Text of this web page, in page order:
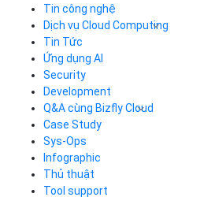
Tin công nghệ
Dịch vụ Cloud Computing
Cloud Server
CDN
Load Balancer
Auto Scaling
Container Registry
Kubernetes
Cloud Database
Call Center
Business Email
Simple Storage
Tin Tức
Ứng dụng AI
Security
Development
Q&A cùng Bizfly Cloud
Q&A về Bizfly Cloud Server
Thao tác kết nối tới server
Videos
Q&A về Bizfly Business Email
Videos
Case Study
Sys-Ops
Infographic
Thủ thuật
Tool support